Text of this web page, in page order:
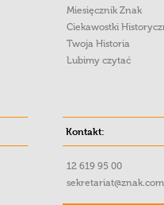
Miesięcznik Znak
Ciekawostki
Twoja Historia
Lubimy czytać
Kontakt:
12 619 95 00